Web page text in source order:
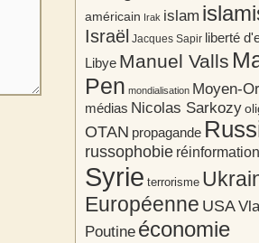
américain Irak islam
Israël Jacques Sapir liberté
Libye Manuel Valls
Pen mondialisation Moyen-
médias Nicolas Sarkozy
OTAN propagande
russophobie réinformation
Syrie terrorisme
Européenne USA
Poutine économie